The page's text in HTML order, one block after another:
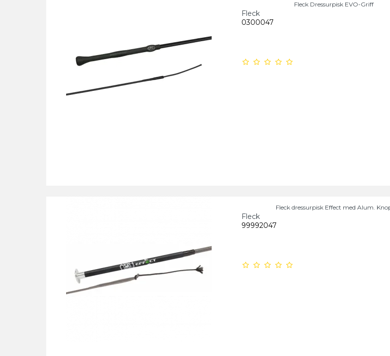
Fleck Dressurpisk EVO-Griff
Fleck
0300047
Fleck dressurpisk Effect med Alum.
Fleck
99992047